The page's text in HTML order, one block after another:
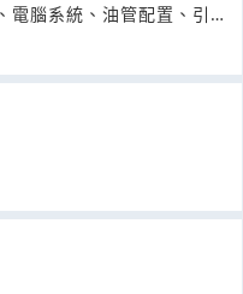
腦系統、油管配置、引擎